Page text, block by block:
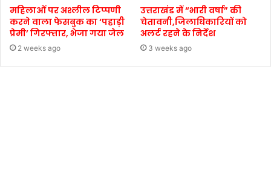
महिलाओं पर अश्लील टिप्पणी
करने वाला फेसबुक का ‘पहाड़ी
प्रेमी’ गिरफ्तार, भेजा गया जेल
2 weeks ago
उत्तराखंड में “भारी वर्षा” की
चेतावनी,जिलाधिकारियों को
अलर्ट रहने के निर्देश
3 weeks ago